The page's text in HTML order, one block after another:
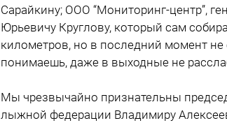
Сарайкину; ООО “Мониторинг-центр”,
Юрьевичу Круглову, который сам
километров, но в последний момент не
понимаешь, даже в выходные не
Мы чрезвычайно признательны
лыжной федерации Владимиру